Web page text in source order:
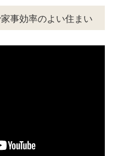
事効率のよい住まい